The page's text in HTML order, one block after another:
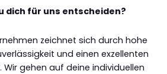
dich für uns entscheiden?
zeichnet sich durch hohe
und einen exzellenten
Wir gehen auf deine individuellen